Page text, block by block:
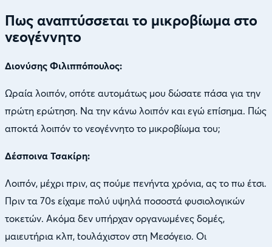
Πως αναπτύσσεται το μικροβίωμα στο
νεογέννητο
Διονύσης Φιλιππόπουλος:
Ωραία λοιπόν, οπότε αυτομάτως μου δώσατε πάσα για την
πρώτη ερώτηση. Να την κάνω λοιπόν και εγώ επίσημα. Πώς
αποκτά λοιπόν το νεογέννητο το μικροβίωμα του;
Δέσποινα Τσακίρη:
Λοιπόν, μέχρι πριν, ας πούμε πενήντα χρόνια, ας το πω έτσι.
Πριν τα 70s είχαμε πολύ υψηλά ποσοστά φυσιολογικών
τοκετών. Ακόμα δεν υπήρχαν οργανωμένες δομές,
μαιευτήρια κλπ, tουλάχιστον στη Μεσόγειο. Oι